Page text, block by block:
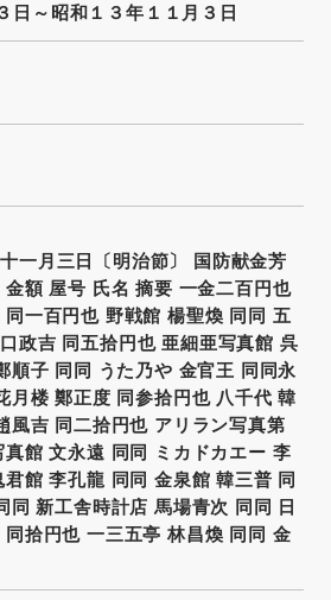
日～昭和１３年１１月３日
一月三日〔明治節〕 国防献金芳
額 屋号 氏名 摘要 一金二百円也
一百円也 野戦館 楊聖煥 同同 五
政吉 同五拾円也 亜細亜写真館 呉
順子 同同 うた乃や 金官王 同同永
月楼 鄭正度 同参拾円也 八千代 韓
風吉 同二拾円也 アリラン写真第
館 文永遠 同同 ミカドカエー 李
館 李孔龍 同同 金泉館 韓三普 同
同 新工舎時計店 馬場青次 同同 日
拾円也 一三五亭 林昌煥 同同 金